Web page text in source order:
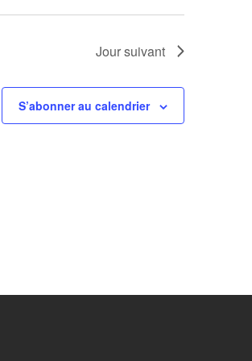
Jour suivant
S’abonner au calendrier